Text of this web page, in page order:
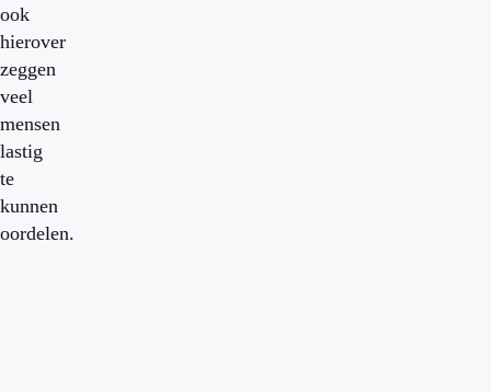
ook
hierover
zeggen
veel
mensen
lastig
te
kunnen
oordelen.